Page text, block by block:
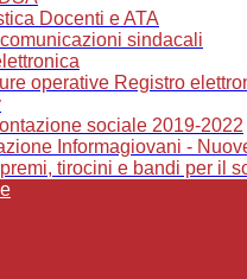
Docenti e ATA
sindacali
operative Registro
sociale 2019-2022
Informagiovani -
premi, tirocini e bandi per il